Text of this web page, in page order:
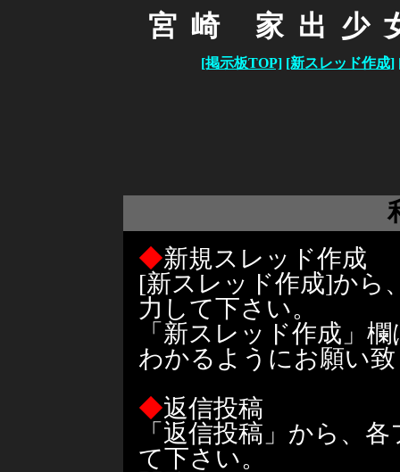
宮崎 家出少
[掲示板TOP] [新スレッド作成]
◆新規スレッド作成
[新スレッド作成]から
力して下さい。
「新スレッド作成」
わかるようにお願い
◆返信投稿
「返信投稿」から、
て下さい。